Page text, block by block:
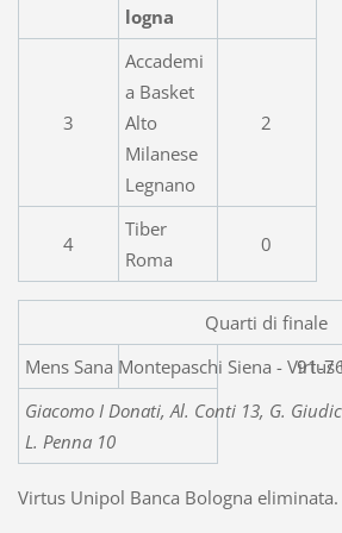
logna
3
Accademi
a Basket
Alto
Milanese
Legnano
2
4
Tiber
Roma
0
Quarti di finale
Mens Sana91-
Giacomo I Donati, Al. Conti 13, G.
L. Penna 10
Virtus Unipol Banca Bologna eliminata.